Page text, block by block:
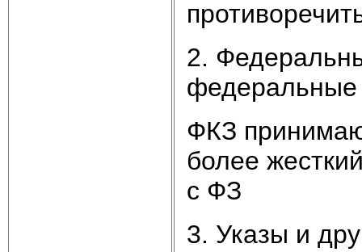
2.
ФКЗ
более
с ФЗ
3. Указы и